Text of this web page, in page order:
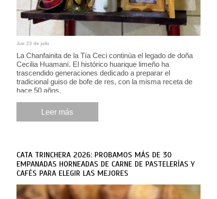
Jue 23 de julio
La Chanfainita de la Tía Ceci continúa el legado de doña
Cecilia Huamaní. El histórico huarique limeño ha
trascendido generaciones dedicado a preparar el
tradicional guiso de bofe de res, con la misma receta de
hace 50 años.
Leer más
CATA TRINCHERA 2026: PROBAMOS MÁS DE 30
EMPANADAS HORNEADAS DE CARNE DE PASTELERÍAS Y
CAFÉS PARA ELEGIR LAS MEJORES